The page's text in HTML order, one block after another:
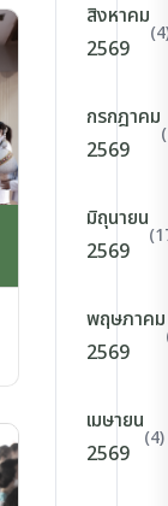
สิงหาคม
2569
กรกฎาคม
2569
มิถุนายน
2569
พฤษภาคม
2569
เมษายน
2569
(4)